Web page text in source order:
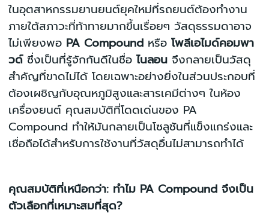
ในอุตสาหกรรมยานยนต์ยุคใหม่ที่รถยนต์ต้องทำงาน
ภายใต้สภาวะที่ท้าทายมากขึ้นเรื่อยๆ วัสดุธรรมดาอาจ
ไม่เพียงพอ PA Compound หรือโพลีเอไมด์คอมพา
วด์ซึ่งเป็นที่รู้จักกันดีในชื่อไนลอน จึงกลายเป็นวัสดุ
สำคัญที่ขาดไม่ได้ โดยเฉพาะอย่างยิ่งในส่วนประกอบที่
ต้องเผชิญกับอุณหภูมิสูงและสารเคมีต่างๆ ในห้อง
เครื่องยนต์ คุณสมบัติที่โดดเด่นของ PA
Compound ทำให้มันกลายเป็นโซลูชันที่แข็งแกร่งและ
เชื่อถือได้สำหรับการใช้งานที่วัสดุอื่นไม่สามารถทำได้
คุณสมบัติที่เหนือกว่า: ทำไม PA Compound จึงเป็น
ตัวเลือกที่เหมาะสมที่สุด?